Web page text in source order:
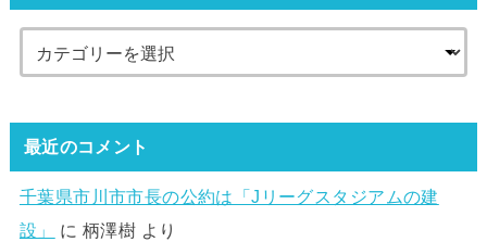
最近のコメント
千葉県市川市市長の公約は「Jリーグスタジアムの建
設」
に 柄澤樹 より